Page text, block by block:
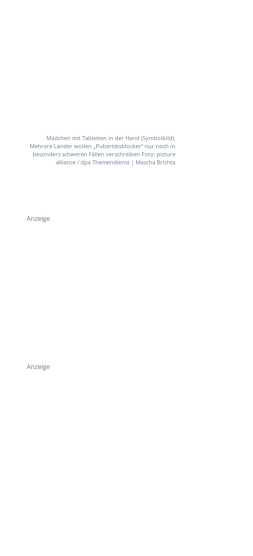
Mädchen mit Tabletten in der Hand (Symbolbild):
Mehrere Länder wollen „Pubertätsblocker“ nur noch in
besonders schweren Fällen verschreiben Foto: picture
alliance / dpa Themendienst | Mascha Brichta
Anzeige
Anzeige